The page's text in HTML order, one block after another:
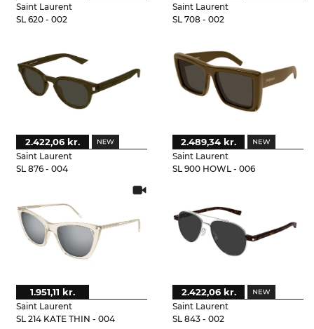
Saint Laurent
SL 620 - 002
Saint Laurent
SL 708 - 002
Saint Laurent
SL 876 - 004
2.422,06 kr.
Saint Laurent
SL 900 HOWL - 006
2.489,34 kr.
Saint Laurent
SL 214 KATE THIN - 004
1.951,11 kr.
Saint Laurent
SL 843 - 002
2.422,06 kr.